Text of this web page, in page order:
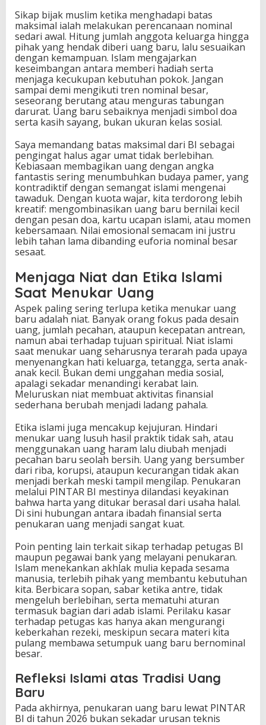
Sikap bijak muslim ketika menghadapi batas
maksimal ialah melakukan perencanaan nominal
sedari awal. Hitung jumlah anggota keluarga hingga
pihak yang hendak diberi uang baru, lalu sesuaikan
dengan kemampuan. Islam mengajarkan
keseimbangan antara memberi hadiah serta
menjaga kecukupan kebutuhan pokok. Jangan
sampai demi mengikuti tren nominal besar,
seseorang berutang atau menguras tabungan
darurat. Uang baru sebaiknya menjadi simbol doa
serta kasih sayang, bukan ukuran kelas sosial.
Saya memandang batas maksimal dari BI sebagai
pengingat halus agar umat tidak berlebihan.
Kebiasaan membagikan uang dengan angka
fantastis sering menumbuhkan budaya pamer, yang
kontradiktif dengan semangat islami mengenai
tawaduk. Dengan kuota wajar, kita terdorong lebih
kreatif: mengombinasikan uang baru bernilai kecil
dengan pesan doa, kartu ucapan islami, atau momen
kebersamaan. Nilai emosional semacam ini justru
lebih tahan lama dibanding euforia nominal besar
sesaat.
Menjaga Niat dan Etika Islami
Saat Menukar Uang
Aspek paling sering terlupa ketika menukar uang
baru adalah niat. Banyak orang fokus pada desain
uang, jumlah pecahan, ataupun kecepatan antrean,
namun abai terhadap tujuan spiritual. Niat islami
saat menukar uang seharusnya terarah pada upaya
menyenangkan hati keluarga, tetangga, serta anak-
anak kecil. Bukan demi unggahan media sosial,
apalagi sekadar menandingi kerabat lain.
Meluruskan niat membuat aktivitas finansial
sederhana berubah menjadi ladang pahala.
Etika islami juga mencakup kejujuran. Hindari
menukar uang lusuh hasil praktik tidak sah, atau
menggunakan uang haram lalu diubah menjadi
pecahan baru seolah bersih. Uang yang bersumber
dari riba, korupsi, ataupun kecurangan tidak akan
menjadi berkah meski tampil mengilap. Penukaran
melalui PINTAR BI mestinya dilandasi keyakinan
bahwa harta yang ditukar berasal dari usaha halal.
Di sini hubungan antara ibadah finansial serta
penukaran uang menjadi sangat kuat.
Poin penting lain terkait sikap terhadap petugas BI
maupun pegawai bank yang melayani penukaran.
Islam menekankan akhlak mulia kepada sesama
manusia, terlebih pihak yang membantu kebutuhan
kita. Berbicara sopan, sabar ketika antre, tidak
mengeluh berlebihan, serta mematuhi aturan
termasuk bagian dari adab islami. Perilaku kasar
terhadap petugas kas hanya akan mengurangi
keberkahan rezeki, meskipun secara materi kita
pulang membawa setumpuk uang baru bernominal
besar.
Refleksi Islami atas Tradisi Uang
Baru
Pada akhirnya, penukaran uang baru lewat PINTAR
BI di tahun 2026 bukan sekadar urusan teknis